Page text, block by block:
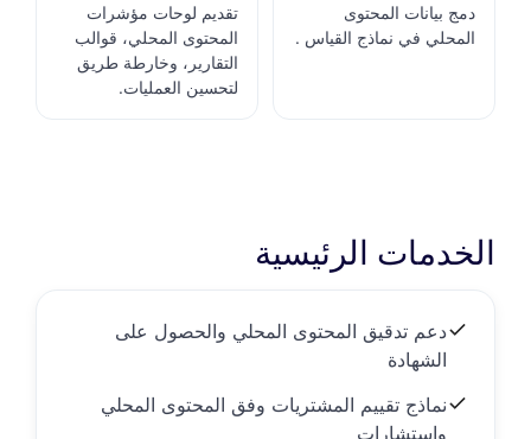
دمج بيانات المحتوى
المحلي في نماذج القياس .
تقديم لوحات مؤشرات
المحتوى المحلي، قوالب
التقارير، وخارطة طريق
لتحسين العمليات.
الخدمات الرئيسية
دعم تدقيق المحتوى المحلي والحصول على
الشهادة
نماذج تقييم المشتريات وفق المحتوى المحلي
واستشارات